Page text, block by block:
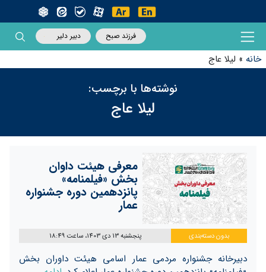
فرزند صبح دبیر دلیر
خانه » لیلا عاج
نوشته‌ها با برچسب:
لیلا عاج
معرفی هیئت داوان
بخش «فیلمنامه»
پانزدهمین دوره جشنواره
عمار
بدون دسته‌بندی پنجشنبه 13 دی 1403، ساعت 18:49
دبیرخانه جشنواره مردمی عمار اسامی هیئت داوران بخش